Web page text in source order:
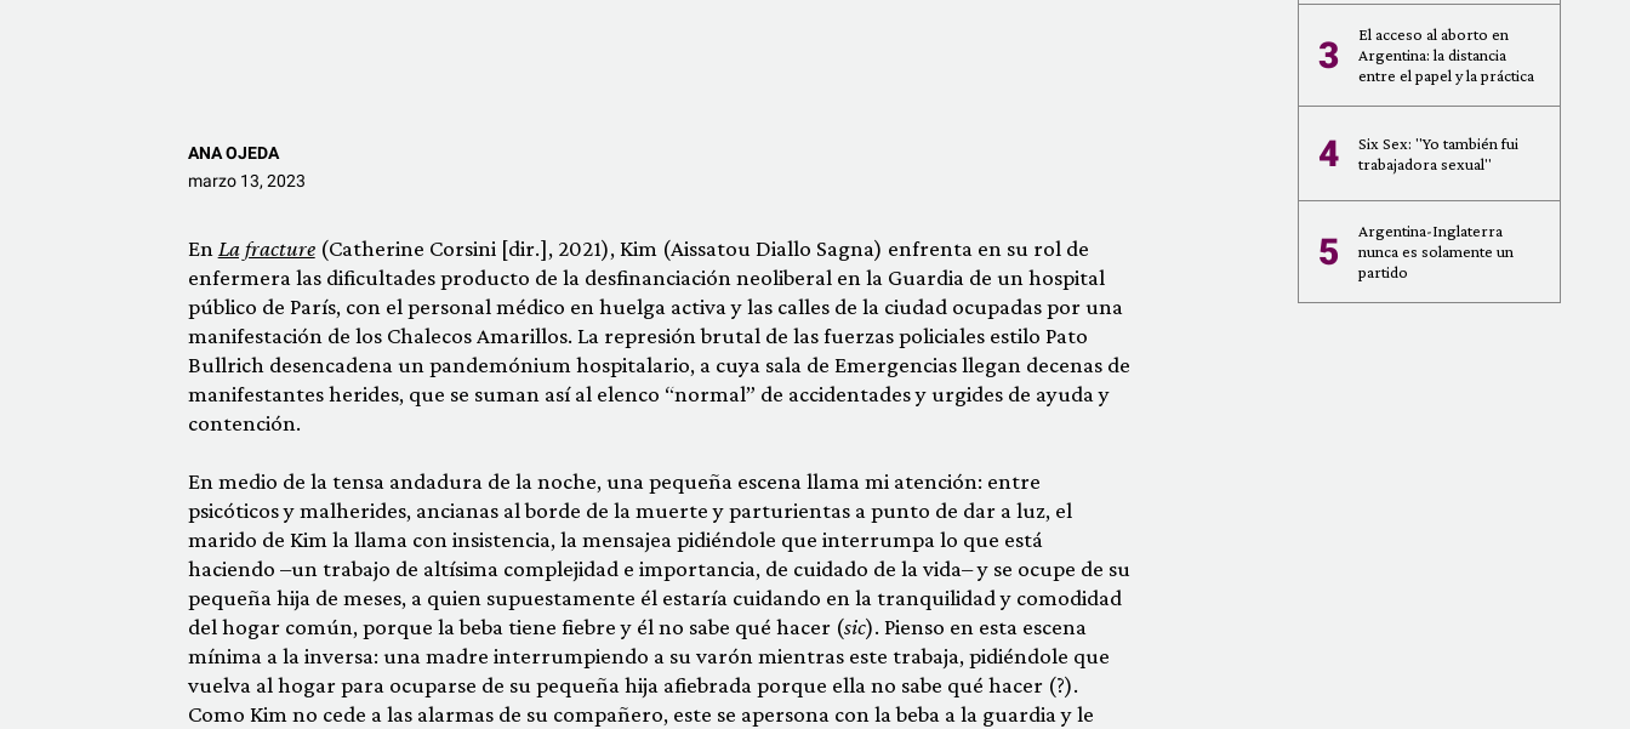
ANA OJEDA
marzo 13, 2023
En La fracture (Catherine Corsini [dir.], 2021), Kim (Aissatou Diallo Sagna) enfrenta en su rol de
enfermera las dificultades producto de la desfinanciación neoliberal en la Guardia de un hospital
público de París, con el personal médico en huelga activa y las calles de la ciudad ocupadas por una
manifestación de los Chalecos Amarillos. La represión brutal de las fuerzas policiales estilo Pato
Bullrich desencadena un pandemónium hospitalario, a cuya sala de Emergencias llegan decenas de
manifestantes herides, que se suman así al elenco “normal” de accidentades y urgides de ayuda y
contención.
En medio de la tensa andadura de la noche, una pequeña escena llama mi atención: entre
psicóticos y malherides, ancianas al borde de la muerte y parturientas a punto de dar a luz, el
marido de Kim la llama con insistencia, la mensajea pidiéndole que interrumpa lo que está
haciendo –un trabajo de altísima complejidad e importancia, de cuidado de la vida– y se ocupe de su
pequeña hija de meses, a quien supuestamente él estaría cuidando en la tranquilidad y comodidad
del hogar común, porque la beba tiene fiebre y él no sabe qué hacer (sic). Pienso en esta escena
mínima a la inversa: una madre interrumpiendo a su varón mientras este trabaja, pidiéndole que
vuelva al hogar para ocuparse de su pequeña hija afiebrada porque ella no sabe qué hacer (?).
Como Kim no cede a las alarmas de su compañero, este se apersona con la beba a la guardia y le
3
El acceso al aborto en
Argentina: la distancia
entre el papel y la práctica
4
Six Sex: "Yo también fui
trabajadora sexual"
5
Argentina-Inglaterra
nunca es solamente un
partido